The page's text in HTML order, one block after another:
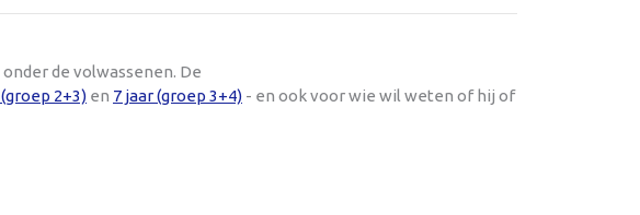
de volwassenen. De
2+3) en 7 jaar (groep 3+4) - en ook voor wie wil weten of hij of